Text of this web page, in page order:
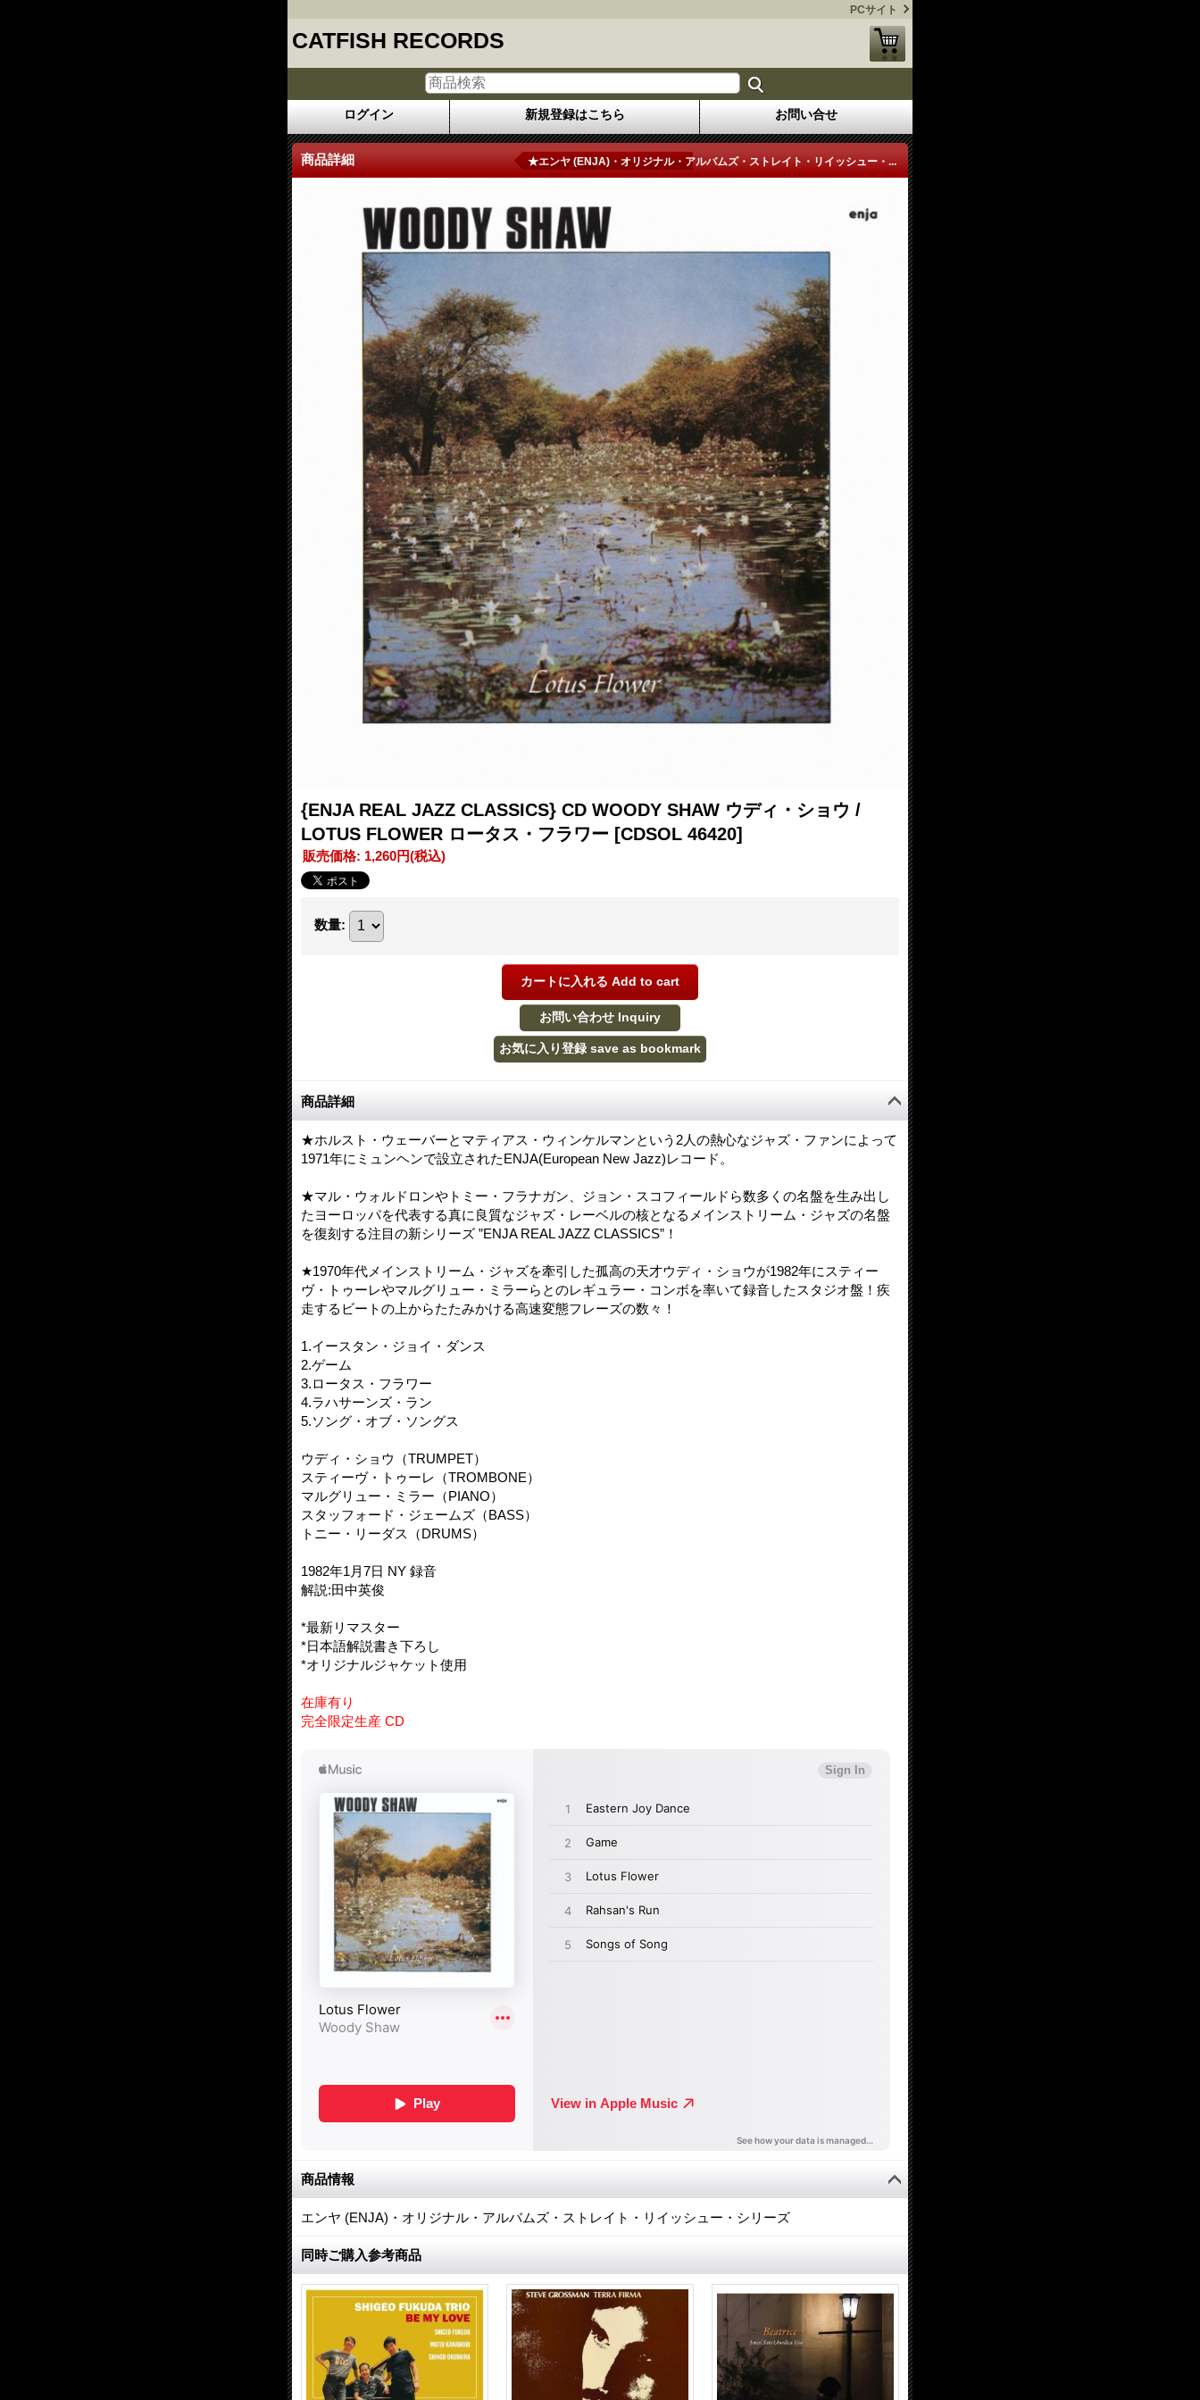
PCサイト
CATFISH RECORDS
ログイン 新規登録はこちら お問い合せ
商品詳細 ★エンヤ (ENJA)・オリジナル・アルバムズ・ストレイト・リイッシュー・...
{ENJA REAL JAZZ CLASSICS} CD WOODY SHAW ウディ・ショウ /
LOTUS FLOWER ロータス・フラワー [CDSOL 46420]
販売価格: 1,260円(税込)
数量:
商品詳細
★ホルスト・ウェーバーとマティアス・ウィンケルマンという2人の熱心なジャズ・ファンによって
1971年にミュンヘンで設立されたENJA(European New Jazz)レコード。
★マル・ウォルドロンやトミー・フラナガン、ジョン・スコフィールドら数多くの名盤を生み出し
たヨーロッパを代表する真に良質なジャズ・レーベルの核となるメインストリーム・ジャズの名盤
を復刻する注目の新シリーズ ”ENJA REAL JAZZ CLASSICS”！
★1970年代メインストリーム・ジャズを牽引した孤高の天才ウディ・ショウが1982年にスティー
ヴ・トゥーレやマルグリュー・ミラーらとのレギュラー・コンボを率いて録音したスタジオ盤！疾
走するビートの上からたたみかける高速変態フレーズの数々！
1.イースタン・ジョイ・ダンス
2.ゲーム
3.ロータス・フラワー
4.ラハサーンズ・ラン
5.ソング・オブ・ソングス
ウディ・ショウ（TRUMPET）
スティーヴ・トゥーレ（TROMBONE）
マルグリュー・ミラー（PIANO）
スタッフォード・ジェームズ（BASS）
トニー・リーダス（DRUMS）
1982年1月7日 NY 録音
解説:田中英俊
*最新リマスター
*日本語解説書き下ろし
*オリジナルジャケット使用
在庫有り
完全限定生産 CD
商品情報
エンヤ (ENJA)・オリジナル・アルバムズ・ストレイト・リイッシュー・シリーズ
同時ご購入参考商品